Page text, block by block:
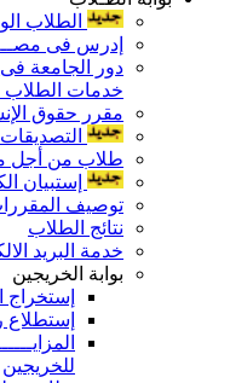
الطلاب
إدرس فى
دور الجامعة
خدمات الطلاب
مقرر حقوق
طلاب من أجل
إستبيان
توصيف
نتائج الطلاب
خدمة البريد
بوابة الخريجين
إستخراج
إستطلاع
للخريجين